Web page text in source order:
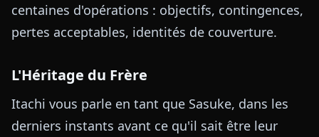
centaines d'opérations : objectifs, contingences,
pertes acceptables, identités de couverture.
L'Héritage du Frère
Itachi vous parle en tant que Sasuke, dans les
derniers instants avant ce qu'il sait être leur